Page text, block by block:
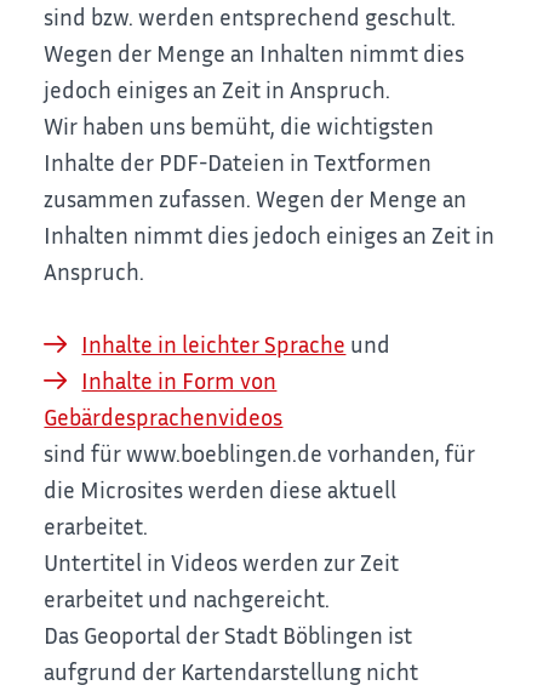
sind bzw. werden entsprechend geschult.
Wegen der Menge an Inhalten nimmt dies
jedoch einiges an Zeit in Anspruch.
Wir haben uns bemüht, die wichtigsten
Inhalte der PDF-Dateien in Textformen
zusammen zufassen. Wegen der Menge an
Inhalten nimmt dies jedoch einiges an Zeit in
Anspruch.
Inhalte in leichter Sprache und
Inhalte in Form von
Gebärdesprachenvideos
sind für www.boeblingen.de vorhanden, für
die Microsites werden diese aktuell
erarbeitet.
Untertitel in Videos werden zur Zeit
erarbeitet und nachgereicht.
Das Geoportal der Stadt Böblingen ist
aufgrund der Kartendarstellung nicht